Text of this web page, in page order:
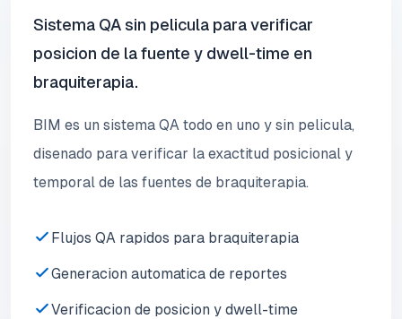
Sistema QA sin pelicula para verificar
posicion de la fuente y dwell-time en
braquiterapia.
BIM es un sistema QA todo en uno y sin pelicula,
disenado para verificar la exactitud posicional y
temporal de las fuentes de braquiterapia.
Flujos QA rapidos para braquiterapia
Generacion automatica de reportes
Verificacion de posicion y dwell-time